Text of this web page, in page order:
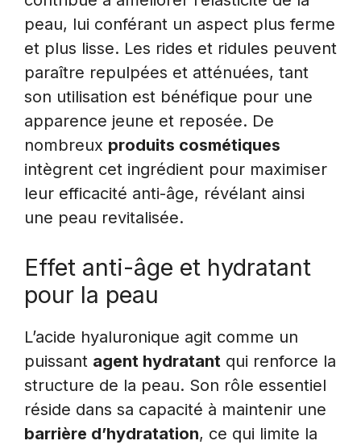
peau, lui conférant un aspect plus ferme
et plus lisse. Les rides et ridules peuvent
paraître repulpées et atténuées, tant
son utilisation est bénéfique pour une
apparence jeune et reposée. De
nombreux produits cosmétiques
intègrent cet ingrédient pour maximiser
leur efficacité anti-âge, révélant ainsi
une peau revitalisée.
Effet anti-âge et hydratant
pour la peau
L’acide hyaluronique agit comme un
puissant agent hydratant qui renforce la
structure de la peau. Son rôle essentiel
réside dans sa capacité à maintenir une
barrière d’hydratation, ce qui limite la